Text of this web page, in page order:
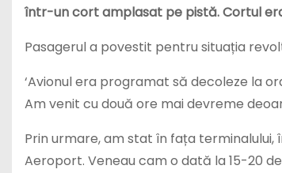
într-un cort amplasat pe pistă. Cortul
Pasagerul a povestit pentru situația
‘Avionul era programat să decoleze la
Am venit cu două ore mai devreme
Prin urmare, am stat în fața
Aeroport. Veneau cam o dată la 15-20